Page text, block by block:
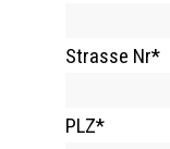
Strasse Nr*
PLZ*